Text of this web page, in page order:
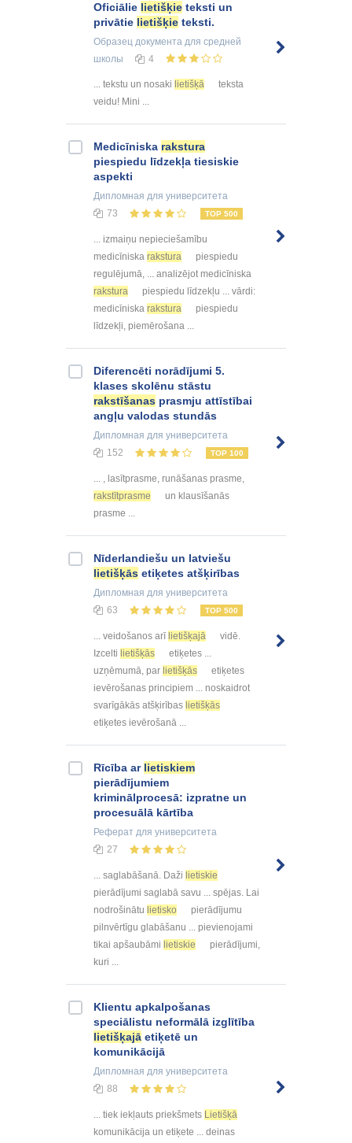
Oficiālie lietišķie teksti un
privātie lietišķie teksti.
Образец документа для средней
школы
4
... tekstu un nosaki lietišķā
teksta
veidu! Mini ...
Medicīniska rakstura
piespiedu līdzekļa tiesiskie
aspekti
Дипломная для университета
73
TOP 500
... izmaiņu nepieciešamību
medicīniska rakstura
piespiedu
regulējumā, ... analizējot medicīniska
rakstura
piespiedu līdzekļu ... vārdi:
medicīniska rakstura
piespiedu
līdzekļi, piemērošana ...
Diferencēti norādījumi 5.
klases skolēnu stāstu
rakstīšanas prasmju attīstībai
angļu valodas stundās
Дипломная для университета
152
TOP 100
... , lasītprasme, runāšanas prasme,
rakstītprasme
un klausīšanās
prasme ...
Nīderlandiešu un latviešu
lietišķās etiķetes atšķirības
Дипломная для университета
63
TOP 500
... veidošanos arī lietišķajā
vidē.
Izcelti lietišķās
etiķetes ...
uzņēmumā, par lietišķās
etiķetes
ievērošanas principiem ... noskaidrot
svarīgākās atšķirības lietišķās
etiķetes ievērošanā ...
Rīcība ar lietiskiem
pierādījumiem
kriminālprocesā: izpratne un
procesuālā kārtība
Реферат для университета
27
... saglabāšanā. Daži lietiskie
pierādījumi saglabā savu ... spējas. Lai
nodrošinātu lietisko
pierādījumu
pilnvērtīgu glabāšanu ... pievienojami
tikai apšaubāmi lietiskie
pierādījumi,
kuri ...
Klientu apkalpošanas
speciālistu neformālā izglītība
lietišķajā etiķetē un
komunikācijā
Дипломная для университета
88
... tiek iekļauts priekšmets Lietišķā
komunikācija un etiķete ... deinas